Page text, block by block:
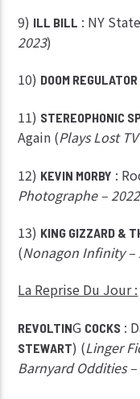
9) ILL BILL : NY
2023)
10) DOOM REGULATOR
11) STEREOPHONIC
Again (Plays Lost
12) KEVIN MORBY :
Photographe – 2022
13) KING GIZZARD &
(Nonagon Infinity –
La Reprise Du Jour :
REVOLTING COCKS :
STEWART) (Linger
Barnyard Oddities –